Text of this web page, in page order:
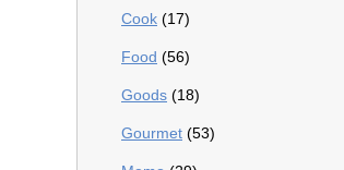
Cook (17)
Food (56)
Goods (18)
Gourmet (53)